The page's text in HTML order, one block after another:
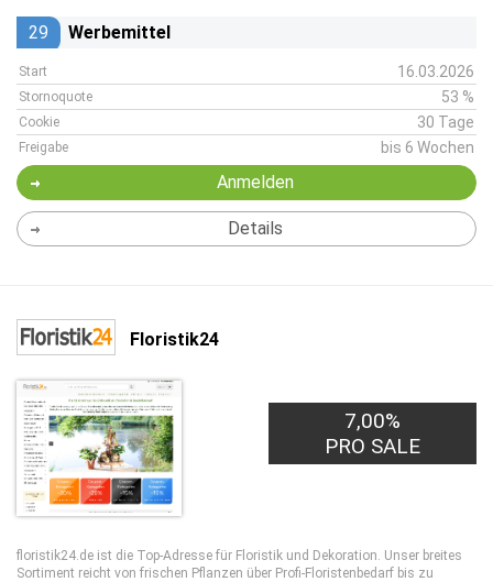
29 Werbemittel
Start 16.03.2026
Stornoquote 53 %
Cookie 30 Tage
Freigabe bis 6 Wochen
Anmelden
Details
Floristik24
7,00%
PRO SALE
floristik24.de ist die Top-Adresse für Floristik und Dekoration. Unser breites
Sortiment reicht von frischen Pflanzen über Profi-Floristenbedarf bis zu